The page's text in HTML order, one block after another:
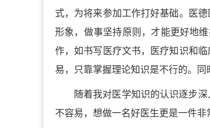
式，为将来参加工作打好基础。医
形象，做事坚持原则，才能更好地
作，如书写医疗文书，医疗知识和
易，只靠掌握理论知识是不行的。同
随着我对医学知识的认识逐步
不容易，想做一名好医生更是一件非